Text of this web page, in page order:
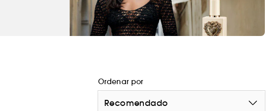
Ordenar por
Recomendado